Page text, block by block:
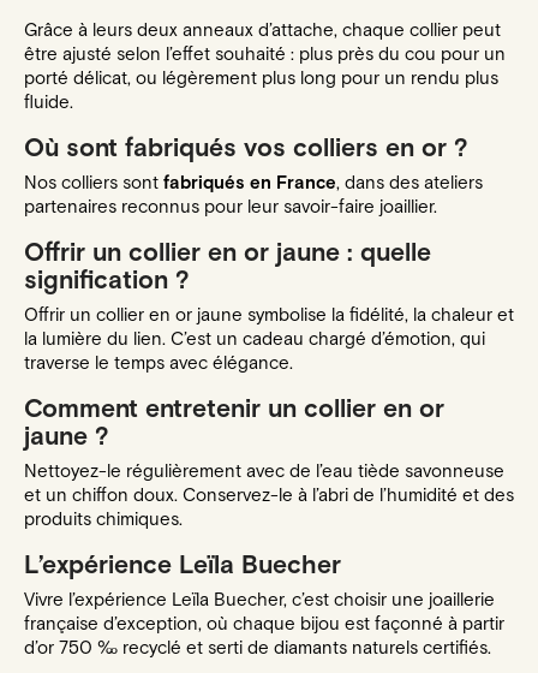
Grâce à leurs deux anneaux d’attache, chaque collier peut
être ajusté selon l’effet souhaité : plus près du cou pour un
porté délicat, ou légèrement plus long pour un rendu plus
fluide.
Où sont fabriqués vos colliers en or ?
Nos colliers sont fabriqués en France, dans des ateliers
partenaires reconnus pour leur savoir-faire joaillier.
Offrir un collier en or jaune : quelle
signification ?
Offrir un collier en or jaune symbolise la fidélité, la chaleur et
la lumière du lien. C’est un cadeau chargé d’émotion, qui
traverse le temps avec élégance.
Comment entretenir un collier en or
jaune ?
Nettoyez-le régulièrement avec de l’eau tiède savonneuse
et un chiffon doux. Conservez-le à l’abri de l’humidité et des
produits chimiques.
L’expérience Leïla Buecher
Vivre l’expérience Leïla Buecher, c’est choisir une joaillerie
française d’exception, où chaque bijou est façonné à partir
d’or 750 ‰ recyclé et serti de diamants naturels certifiés.